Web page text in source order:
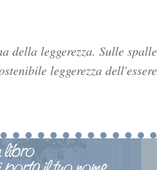
dellaleggerezza. Sulle
leggerezza